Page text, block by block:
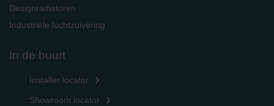
Designradiatoren
Industriële luchtzuivering
In de buurt
Installer locator
Showroom locator